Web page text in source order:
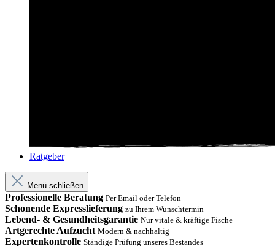
Ratgeber
Menü schließen
Professionelle Beratung Per Email oder Telefon
Schonende Expresslieferung zu Ihrem Wunschtermin
Lebend- & Gesundheitsgarantie Nur vitale & kräftige Fische
Artgerechte Aufzucht Modern & nachhaltig
Expertenkontrolle Ständige Prüfung unseres Bestandes